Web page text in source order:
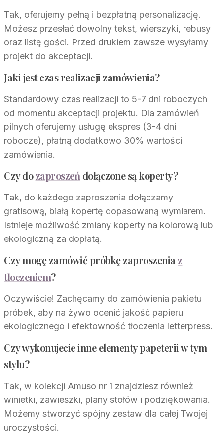
Tak, oferujemy pełną i bezpłatną personalizację.
Możesz przesłać dowolny tekst, wierszyki, rebusy
oraz listę gości. Przed drukiem zawsze wysyłamy
projekt do akceptacji.
Jaki jest czas realizacji zamówienia?
Standardowy czas realizacji to 5-7 dni roboczych
od momentu akceptacji projektu. Dla zamówień
pilnych oferujemy usługę ekspres (3-4 dni
robocze), płatną dodatkowo 30% wartości
zamówienia.
Czy dozaproszeń dołączone są koperty?
Tak, do każdego zaproszenia dołączamy
gratisową, białą kopertę dopasowaną wymiarem.
Istnieje możliwość zmiany koperty na kolorową lub
ekologiczną za dopłatą.
Czy mogę zamówić próbkę zaproszenia z
tłoczeniem?
Oczywiście! Zachęcamy do zamówienia pakietu
próbek, aby na żywo ocenić jakość papieru
ekologicznego i efektowność tłoczenia letterpress.
Czy wykonujecie inne elementy papeterii w tym
stylu?
Tak, w kolekcji Amuso nr 1 znajdziesz również
winietki, zawieszki, plany stołów i podziękowania.
Możemy stworzyć spójny zestaw dla całej Twojej
uroczystości.